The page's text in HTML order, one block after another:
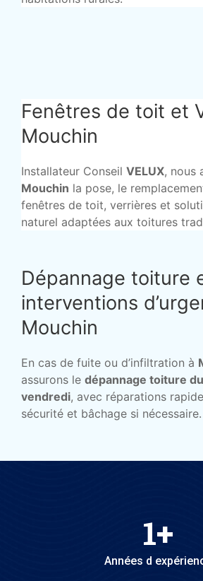
Fenêtres de toit et
Mouchin
Installateur Conseil VELUX, nous
Mouchin la pose, le
fenêtres de toit, verrières et
naturel adaptées aux toitures
Dépannage toiture
interventions
Mouchin
En cas de fuite ou d’infiltration à
assurons le dépannage toiture
vendredi, avec réparations
sécurité et bâchage si nécessaire.
1+
Années d